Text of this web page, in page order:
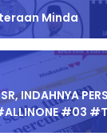
Minda
INDAHNYA
#03